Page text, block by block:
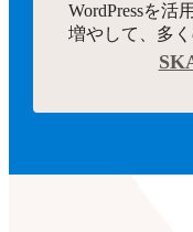
WordPressを活
増やして、多